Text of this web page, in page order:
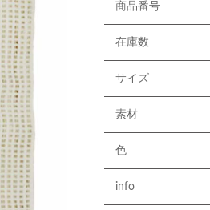
商品番号
在庫数
サイズ
素材
色
info